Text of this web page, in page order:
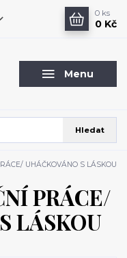
Menu
Hledat
0 ks
0 Kč
UHÁČKOVÁNO S LÁSKOU
PRÁCE/
LÁSKOU